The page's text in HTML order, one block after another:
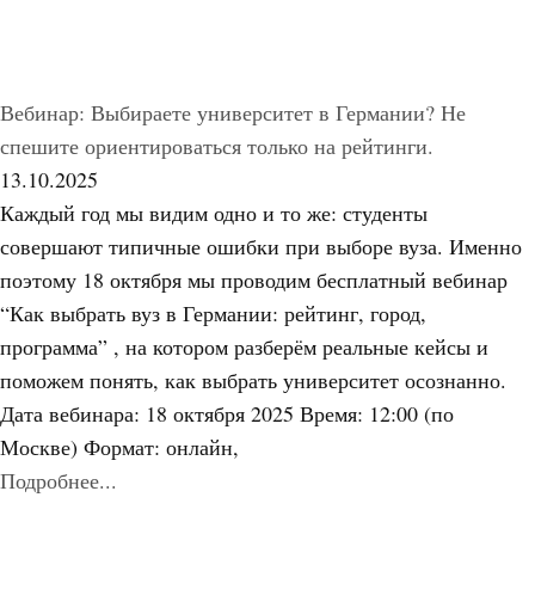
Вебинар: Выбираете университет в Германии? Не
спешите ориентироваться только на рейтинги.
13.10.2025
Каждый год мы видим одно и то же: студенты
совершают типичные ошибки при выборе вуза. Именно
поэтому 18 октября мы проводим бесплатный вебинар
“Как выбрать вуз в Германии: рейтинг, город,
программа” , на котором разберём реальные кейсы и
поможем понять, как выбрать университет осознанно.
Дата вебинара: 18 октября 2025 Время: 12:00 (по
Москве) Формат: онлайн,
Подробнее...